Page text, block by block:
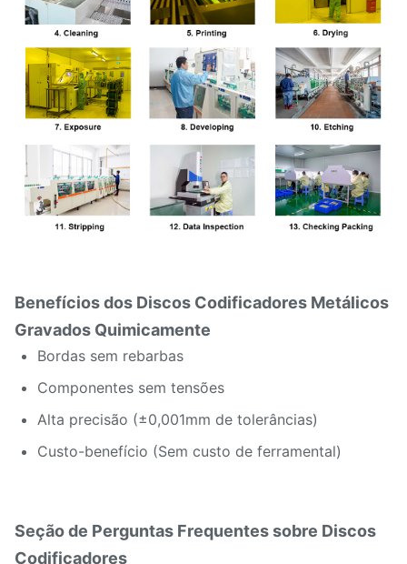
Benefícios dos Discos Codificadores Metálicos
Gravados Quimicamente
Bordas sem rebarbas
Componentes sem tensões
Alta precisão (±0,001mm de tolerâncias)
Custo-benefício (Sem custo de ferramental)
Seção de Perguntas Frequentes sobre Discos
Codificadores